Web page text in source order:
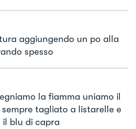
aggiungendo un po alla
spesso
la fiamma uniamo il
tagliato a listarelle e
blu di capra